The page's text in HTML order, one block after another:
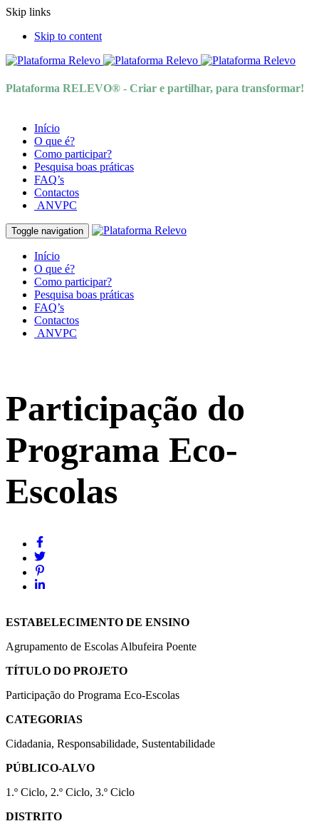
Skip links
Skip to content
Plataforma RELEVO® - Criar e partilhar, para transformar!
Início
O que é?
Como participar?
Pesquisa boas práticas
FAQ’s
Contactos
ANVPC
Toggle navigation
Início
O que é?
Como participar?
Pesquisa boas práticas
FAQ’s
Contactos
ANVPC
Participação do
Programa Eco-
Escolas
ESTABELECIMENTO DE ENSINO
Agrupamento de Escolas Albufeira Poente
TÍTULO DO PROJETO
Participação do Programa Eco-Escolas
CATEGORIAS
Cidadania, Responsabilidade, Sustentabilidade
PÚBLICO-ALVO
1.º Ciclo, 2.º Ciclo, 3.º Ciclo
DISTRITO